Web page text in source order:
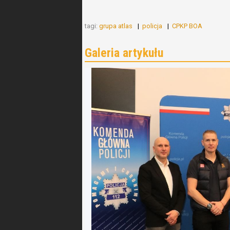
tagi: grupa atlas policja CPKP BOA